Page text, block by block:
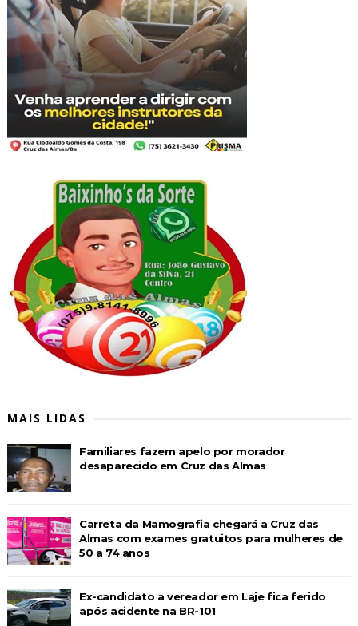
MAIS LIDAS
Familiares fazem apelo por morador
desaparecido em Cruz das Almas
Carreta da Mamografia chegará a Cruz das
Almas com exames gratuitos para mulheres de
50 a 74 anos
Ex-candidato a vereador em Laje fica ferido
após acidente na BR-101